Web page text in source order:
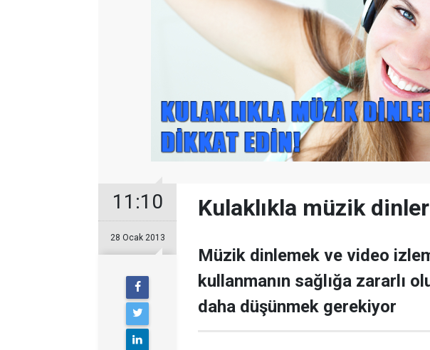
11:10
28 Ocak 2013
Kulaklıkla müzik
Müzik dinlemek ve video
kullanmanın sağlığa zararlı
daha düşünmek gerekiyor